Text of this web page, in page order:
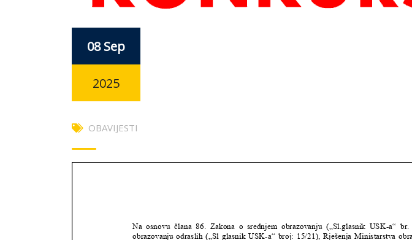
08 Sep
2025
OBAVIJESTI